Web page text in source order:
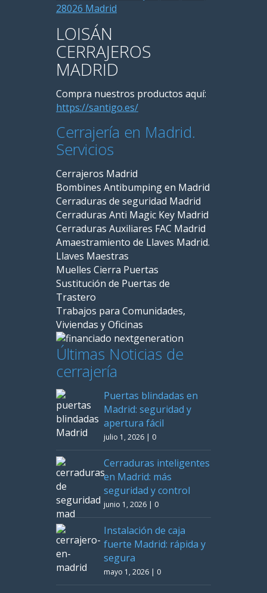
28026 Madrid
LOISÁN
CERRAJEROS
MADRID
Compra nuestros productos aquí:
https://santigo.es/
Cerrajería en Madrid.
Servicios
Cerrajeros Madrid
Bombines Antibumping en Madrid
Cerraduras de seguridad Madrid
Cerraduras Anti Magic Key Madrid
Cerraduras Auxiliares FAC Madrid
Amaestramiento de Llaves Madrid.
Llaves Maestras
Muelles Cierra Puertas
Sustitución de Puertas de
Trastero
Trabajos para Comunidades,
Viviendas y Oficinas
Últimas Noticias de
cerrajería
Puertas blindadas en
Madrid: seguridad y
apertura fácil
julio 1, 2026 | 0
Cerraduras inteligentes
en Madrid: más
seguridad y control
junio 1, 2026 | 0
Instalación de caja
fuerte Madrid: rápida y
segura
mayo 1, 2026 | 0